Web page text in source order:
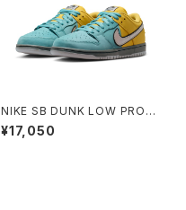
NIKE SB DUNK LOW PRO
"MUNI" Small Size
¥17,050